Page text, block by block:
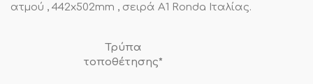
ατμού , 442x502mm , σειρά Α1 Ronda Ιταλίας.
Τρύπα
τοποθέτησης*